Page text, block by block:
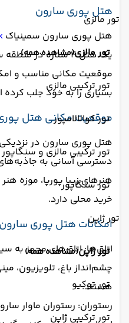
تور مالزی
تور مالزی(مشاهده همه)
تور ترکیبی مالزی
تور کوالالامپور
تور ترکیبی مالزی و سنگاپور
تور سنگاپور
تور ژاپن
تور ژاپن(مشاهده همه)
تور توکیو
تور ترکیبی ژاپن
هتل پوری سارون
هتل پوری سارون سمینیاک
یک هتل ۴ ستاره در
موقعیت مکانی مناسب و
بسیاری را به خود جلب
موقعیت مکانی هتل
هتل پوری سارون در
دسترسی آسانی به
خرید محلی دارد.
امکانات هتل پوری
اتاق‌ها: اتاق‌های مجهز به
چشم‌انداز باغ، تلویزیون،
هستند.
رستوران: رستوران ماوار